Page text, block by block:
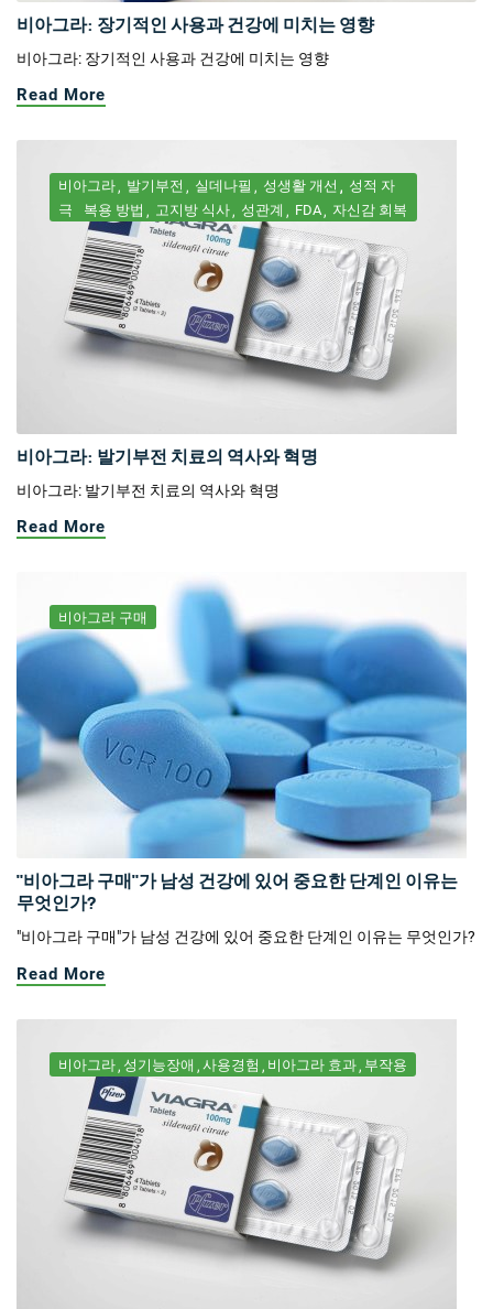
비아그라: 장기적인 사용과 건강에 미치는 영향
비아그라: 장기적인 사용과 건강에 미치는 영향
Read More
비아그라 발기부전 실데나필 성생활 개선
성적 자
극
복용 방법 고지방 식사 성관계 FDA 자신감 회복
비아그라: 발기부전 치료의 역사와 혁명
비아그라: 발기부전 치료의 역사와 혁명
Read More
비아그라 구매
"비아그라 구매"가 남성 건강에 있어 중요한 단계인 이유는
무엇인가?
"비아그라 구매"가 남성 건강에 있어 중요한 단계인 이유는 무엇인가?
Read More
비아그라 성기능장애 사용경험 비아그라 효과 부작용